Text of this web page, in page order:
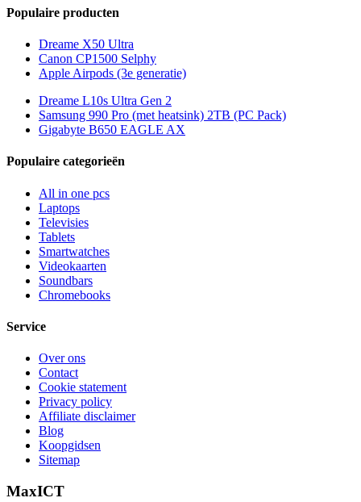
Populaire producten
Dreame X50 Ultra
Canon CP1500 Selphy
Apple Airpods (3e generatie)
Dreame L10s Ultra Gen 2
Samsung 990 Pro (met heatsink) 2TB (PC Pack)
Gigabyte B650 EAGLE AX
Populaire categorieën
All in one pcs
Laptops
Televisies
Tablets
Smartwatches
Videokaarten
Soundbars
Chromebooks
Service
Over ons
Contact
Cookie statement
Privacy policy
Affiliate disclaimer
Blog
Koopgidsen
Sitemap
MaxICT